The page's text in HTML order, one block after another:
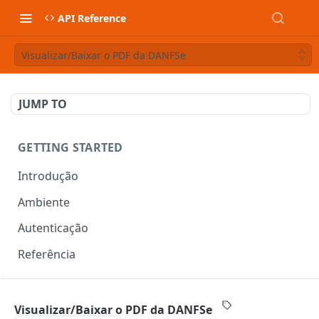
API Reference
Visualizar/Baixar o PDF da DANFSe
JUMP TO
GETTING STARTED
Introdução
Ambiente
Autenticação
Referência
Visualizar/Baixar o PDF da DANFSe